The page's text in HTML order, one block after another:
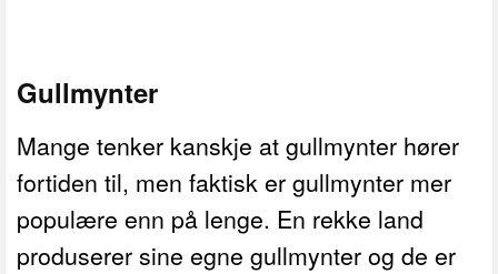
Gullmynter
Mange tenker kanskje at gullmynter hører
fortiden til, men faktisk er gullmynter mer
populære enn på lenge. En rekke land
produserer sine egne gullmynter og de er